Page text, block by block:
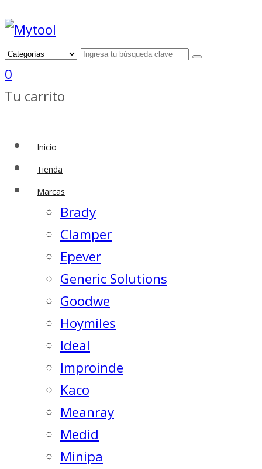
0
Tu carrito
Inicio
Tienda
Marcas
Brady
Clamper
Epever
Generic Solutions
Goodwe
Hoymiles
Ideal
Improinde
Kaco
Meanray
Medid
Minipa